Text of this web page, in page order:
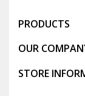
PRODUCTS
OUR
STORE